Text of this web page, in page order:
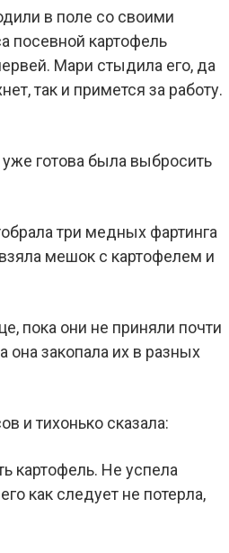
в поле со своими
посевной картофель
Мари стыдила его, да
так и примется за работу.
уже готова была выбросить
три медных фартинга
мешок с картофелем и
пока они не приняли почти
она закопала их в разных
и тихонько сказала:
картофель. Не успела
как следует не потерла,